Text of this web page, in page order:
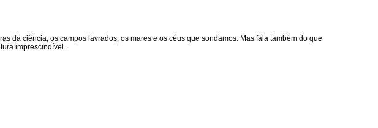
da ciência, os campos lavrados, os mares e os céus que sondamos. Mas fala também do que
imprescindível.